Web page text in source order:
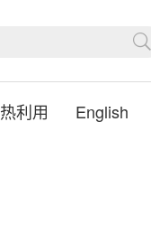
热利用 English